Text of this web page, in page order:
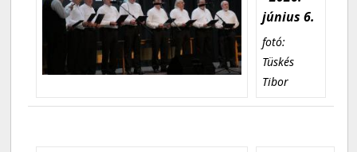
június 6.
fotó:
Tüskés
Tibor